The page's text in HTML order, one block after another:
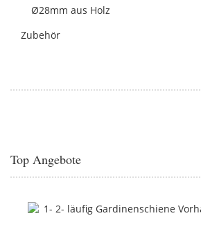
Ø28mm aus Holz
Zubehör
Top Angebote